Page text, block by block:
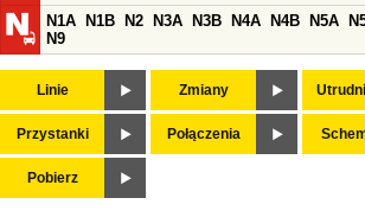
N1A
N1B N2 N3A N3B N4A N4B N5A
N9
Linie Zmiany
Przystanki Połączenia
Pobierz